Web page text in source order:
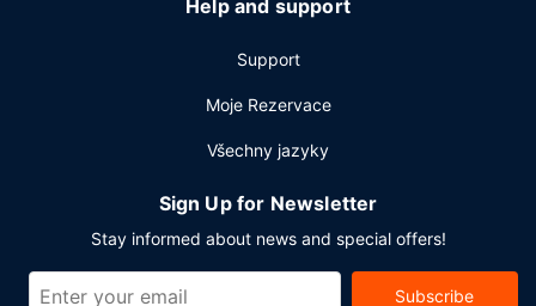
Help and support
Support
Moje Rezervace
Všechny jazyky
Sign Up for Newsletter
Stay informed about news and special offers!
Subscribe